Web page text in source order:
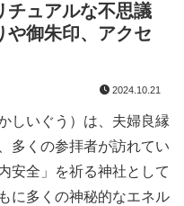
チュアルな不思議
や御朱印、アクセ
2024.10.21
しいぐう）は、夫婦良縁
多くの参拝者が訪れてい
安全」を祈る神社として
に多くの神秘的なエネル